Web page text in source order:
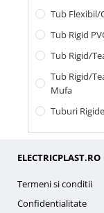
Tub Flexibil/
Tub Rigid
Tub Rigid/
Tub Rigid/
Mufa
Tuburi
ELECTRICPLAST.RO
Termeni si conditii
Confidentialitate